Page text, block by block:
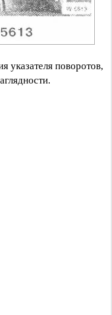
указателя поворотов,